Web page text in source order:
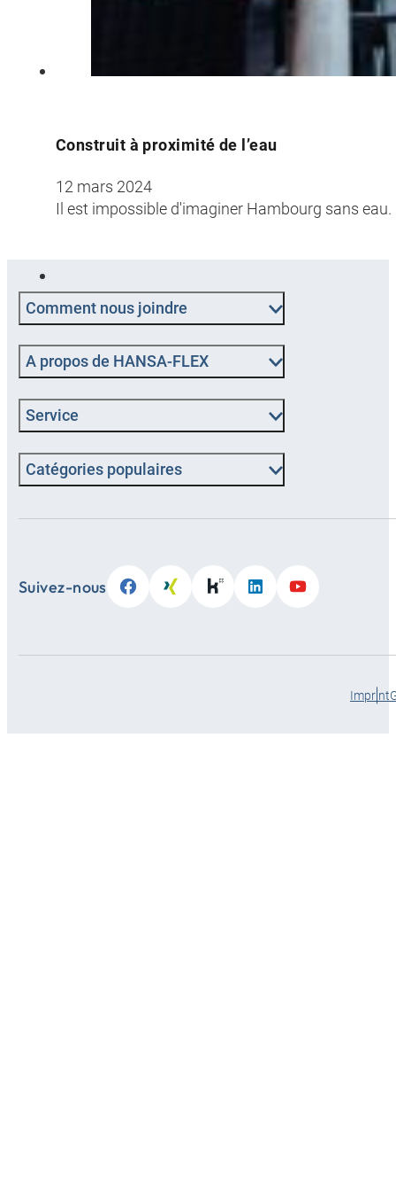
Construit à proximité de l’eau
12 mars 2024
Il est impossible d'imaginer Hambourg sans
Comment nous joindre
A propos de HANSA-FLEX
Service
Catégories populaires
Suivez-nous
Imprint